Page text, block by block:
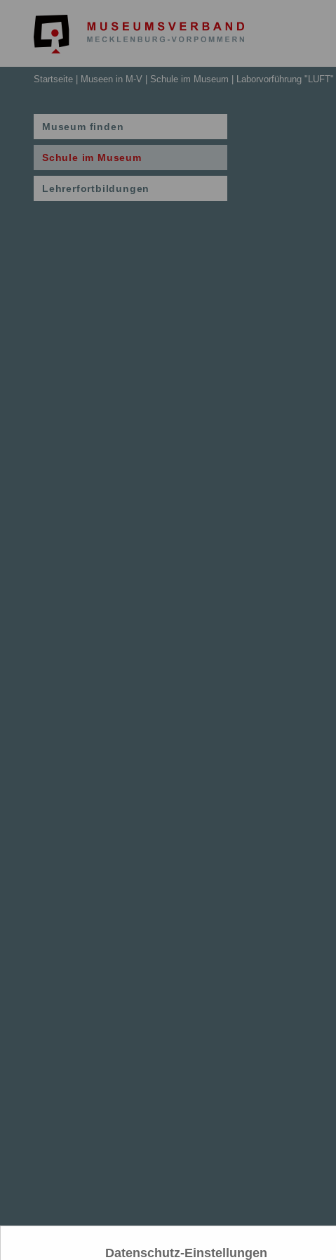
Startseite Museen in M-V Schule im Museum Laborvorführung "LUFT"
Museum finden
Schule im Museum
Lehrerfortbildungen
Datenschutz-Einstellungen